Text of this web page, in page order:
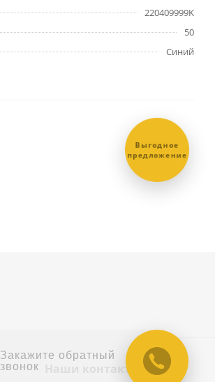
220409999K
50
Синий
Наши контакты
Закажите обратный
звонок
Выгодное
предложение